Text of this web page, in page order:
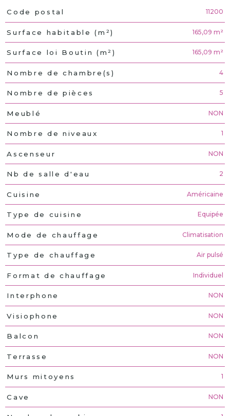
Caractéristiques
Code postal 11200
Surface habitable (m²) 165,09 m²
Surface loi Boutin (m²) 165,09 m²
Nombre de chambre(s) 4
Nombre de pièces 5
Meublé NON
Nombre de niveaux 1
Ascenseur NON
Nb de salle d'eau 2
Cuisine Américaine
Type de cuisine Equipée
Mode de chauffage Climatisation
Type de chauffage Air pulsé
Format de chauffage Individuel
Interphone NON
Visiophone NON
Balcon NON
Terrasse NON
Murs mitoyens 1
Cave NON